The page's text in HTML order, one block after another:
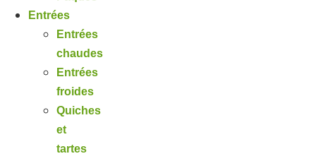
Entrées
Entrées
chaudes
Entrées
froides
Quiches
et
tartes